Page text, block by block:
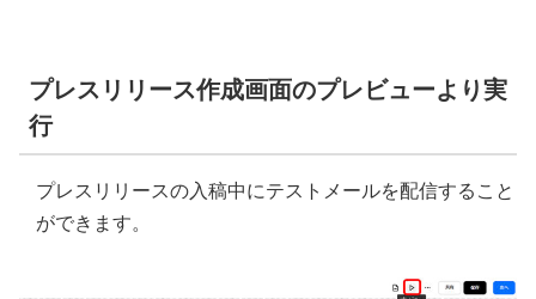
プレスリリース作成画面のプレビューより実
行
プレスリリースの入稿中にテストメールを配信すること
ができます。